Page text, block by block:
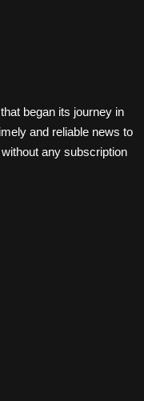
began its journey in
and reliable news to
any subscription